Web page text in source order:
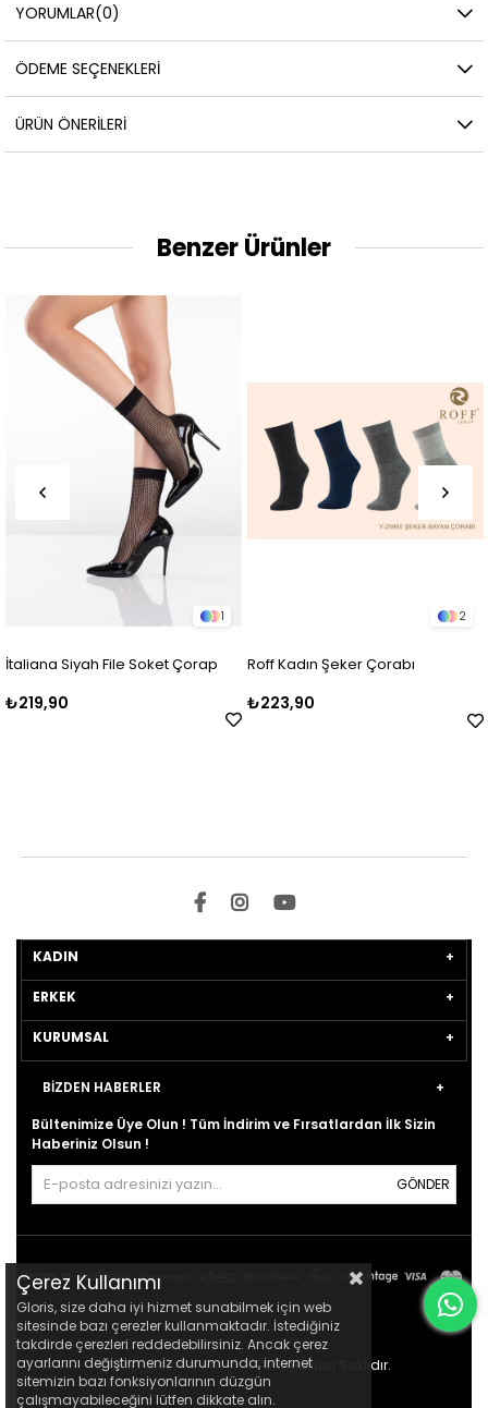
YORUMLAR(0)
ÖDEME SEÇENEKLERI
ÜRÜN ÖNERILERI
Benzer Ürünler
1
İtaliana Siyah File Soket Çorap
₺219,90
2
Roff Kadın Şeker Çorabı
₺223,90
KADIN
ERKEK
KURUMSAL
BİZDEN HABERLER
Bültenimize Üye Olun ! Tüm İndirim ve Fırsatlardan İlk Sizin
Haberiniz Olsun !
GÖNDER
© 2021gloris.com.tr- Tüm Hakları Saklıdır.
Çerez Kullanımı
Gloris, size daha iyi hizmet sunabilmek için web
sitesinde bazı çerezler kullanmaktadır. İstediğiniz
takdirde çerezleri reddedebilirsiniz. Ancak çerez
ayarlarını değiştirmeniz durumunda, internet
sitemizin bazı fonksiyonlarının düzgün
çalışmayabileceğini lütfen dikkate alın.